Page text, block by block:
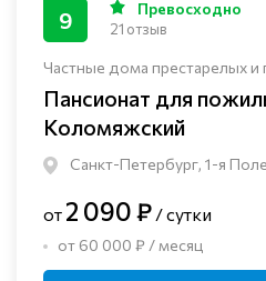
Частные дома престарелых и
Пансионат для
Коломяжский
Санкт-Петербург, 1-я
9 Превосходно
21 отзыв
от 2 090 ₽ / сутки
от 60 000 ₽ / месяц